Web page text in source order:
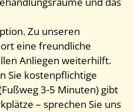
Zu unseren
eine freundliche
Anliegen weiterhilft.
Sie kostenpflichtige
3-5 Minuten) gibt
– sprechen Sie uns